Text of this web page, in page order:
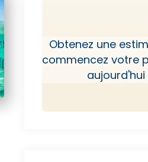
Obtenez une
commencez votre
aujourd'hui